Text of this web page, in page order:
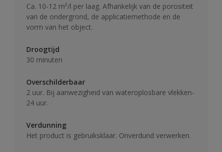
Ca. 10-12 m²/l per laag. Afhankelijk van de porositeit
van de ondergrond, de applicatiemethode en de
vorm van het object.
Droogtijd
30 minuten
Overschilderbaar
2 uur. Bij aanwezigheid van wateroplosbare vlekken-
24 uur.
Verdunning
Het product is gebruiksklaar. Onverdund verwerken.